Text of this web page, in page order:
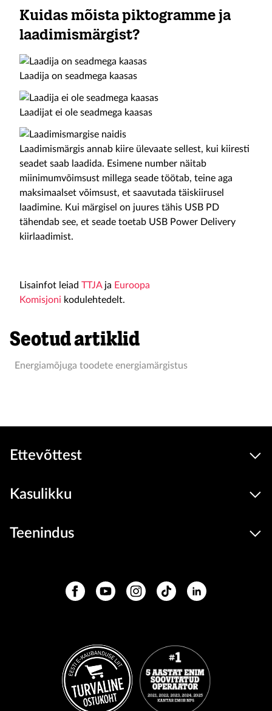
Kuidas mõista piktogramme ja
laadimismärgist?
Laadija on seadmega kaasas
Laadijat ei ole seadmega kaasas
Laadimismärgis annab kiire ülevaate sellest, kui kiiresti
seadet saab laadida. Esimene number näitab
miinimumvõimsust millega seade töötab, teine aga
maksimaalset võimsust, et saavutada täiskiirusel
laadimine. Kui märgisel on juures tähis USB PD
tähendab see, et seade toetab USB Power Delivery
kiirlaadimist.
Lisainfot leiad TTJAja Euroopa
Komisjoni kodulehtedelt.
Seotud artiklid
Energiamõjuga toodete energiamärgistus
Ettevõttest
Kasulikku
Teenindus